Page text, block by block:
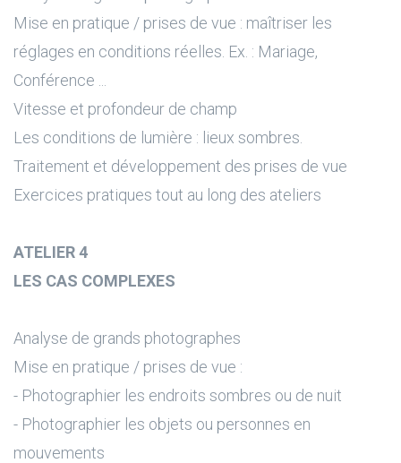
Mise en pratique / prises de vue : maîtriser les
réglages en conditions réelles. Ex. : Mariage,
Conférence ...
Vitesse et profondeur de champ
Les conditions de lumière : lieux sombres.
Traitement et développement des prises de vue
Exercices pratiques tout au long des ateliers
ATELIER 4
LES CAS COMPLEXES
Analyse de grands photographes
Mise en pratique / prises de vue :
- Photographier les endroits sombres ou de nuit
- Photographier les objets ou personnes en
mouvements